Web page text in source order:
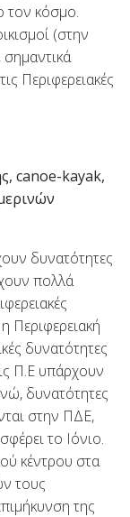
τον κόσμο.
(στην
Περιφερειακές
canoe-kayak,
δυνατότητες
πολλά
Περιφερειακή
δυνατότητες
Π.Ε υπάρχουν
δυνατότητες
στην ΠΔΕ,
το Ιόνιο.
κέντρου στα
τους
της